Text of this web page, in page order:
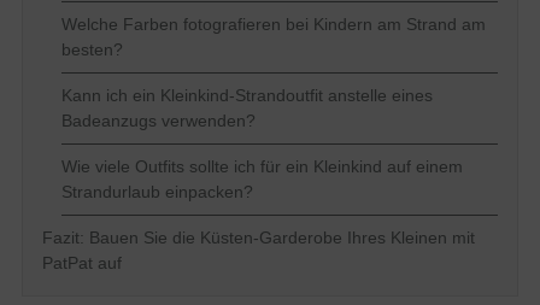
Welche Farben fotografieren bei Kindern am Strand am
besten?
Kann ich ein Kleinkind-Strandoutfit anstelle eines
Badeanzugs verwenden?
Wie viele Outfits sollte ich für ein Kleinkind auf einem
Strandurlaub einpacken?
Fazit: Bauen Sie die Küsten-Garderobe Ihres Kleinen mit
PatPat auf